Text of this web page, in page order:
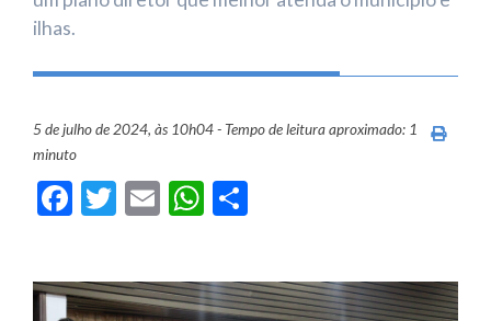
ilhas.
5 de julho de 2024, às 10h04 - Tempo de leitura aproximado: 1
minuto
Facebook
Twitter
EmailWhatsApp